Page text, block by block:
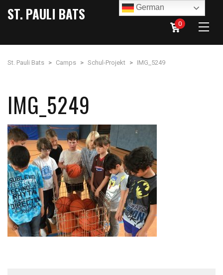
ST. PAULI BATS
0
St. Pauli Bats > Camps > Schul-Projekt > IMG_5249
IMG_5249
German